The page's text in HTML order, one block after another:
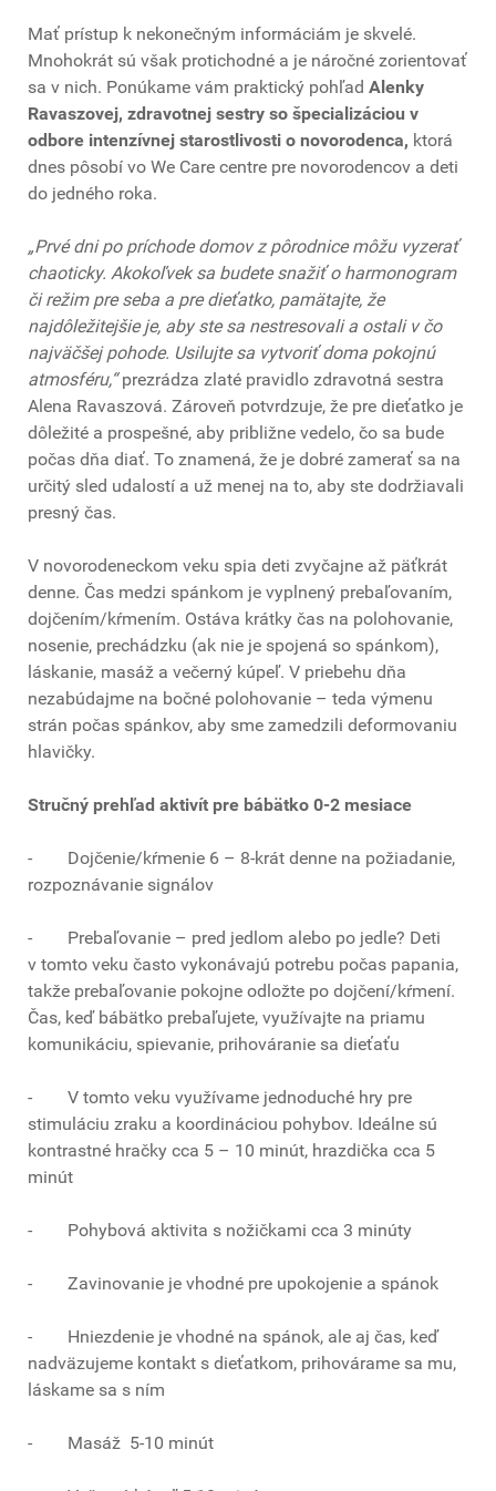
Mať prístup k nekonečným informáciám je skvelé.
Mnohokrát sú však protichodné a je náročné zorientovať
sa v nich. Ponúkame vám praktický pohľad Alenky
Ravaszovej, zdravotnej sestry so špecializáciou v
odbore intenzívnej starostlivosti o novorodenca, ktorá
dnes pôsobí vo We Care centre pre novorodencov a deti
do jedného roka.
„Prvé dni po príchode domov z pôrodnice môžu vyzerať
chaoticky. Akokoľvek sa budete snažiť o harmonogram
či režim pre seba a pre dieťatko, pamätajte, že
najdôležitejšie je, aby ste sa nestresovali a ostali v čo
najväčšej pohode. Usilujte sa vytvoriť doma pokojnú
atmosféru,“prezrádza zlaté pravidlo zdravotná sestra
Alena Ravaszová. Zároveň potvrdzuje, že pre dieťatko je
dôležité a prospešné, aby približne vedelo, čo sa bude
počas dňa diať. To znamená, že je dobré zamerať sa na
určitý sled udalostí a už menej na to, aby ste dodržiavali
presný čas.
V novorodeneckom veku spia deti zvyčajne až päťkrát
denne. Čas medzi spánkom je vyplnený prebaľovaním,
dojčením/kŕmením. Ostáva krátky čas na polohovanie,
nosenie, prechádzku (ak nie je spojená so spánkom),
láskanie, masáž a večerný kúpeľ. V priebehu dňa
nezabúdajme na bočné polohovanie – teda výmenu
strán počas spánkov, aby sme zamedzili deformovaniu
hlavičky.
Stručný prehľad aktivít pre bábätko 0-2 mesiace
- Dojčenie/kŕmenie 6 – 8-krát denne na požiadanie,
rozpoznávanie signálov
- Prebaľovanie – pred jedlom alebo po jedle? Deti
v tomto veku často vykonávajú potrebu počas papania,
takže prebaľovanie pokojne odložte po dojčení/kŕmení.
Čas, keď bábätko prebaľujete, využívajte na priamu
komunikáciu, spievanie, prihováranie sa dieťaťu
- V tomto veku využívame jednoduché hry pre
stimuláciu zraku a koordináciou pohybov. Ideálne sú
kontrastné hračky cca 5 – 10 minút, hrazdička cca 5
minút
- Pohybová aktivita s nožičkami cca 3 minúty
- Zavinovanie je vhodné pre upokojenie a spánok
- Hniezdenie je vhodné na spánok, ale aj čas, keď
nadväzujeme kontakt s dieťatkom, prihovárame sa mu,
láskame sa s ním
- Masáž 5-10 minút